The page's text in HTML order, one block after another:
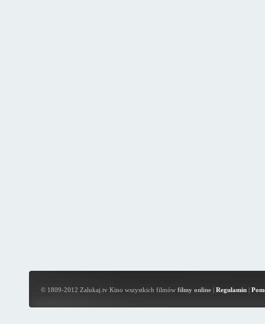
© 1809-2012 Zalukaj.tv Kino wszystkich filmów filmy online| Regulamin|